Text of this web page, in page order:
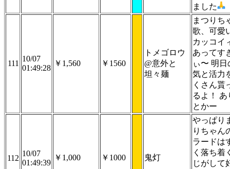
ました
111
10/07
01:49:28
￥1,560 ￥1560
トメゴロウ
@意外と
坦々麺
まつりち
歌、可愛
カッコイ
あってす
ぃ〜 明日
気と活力
くさん貰
るよ！ あ
とかー
112
10/07
01:49:39
￥1,000 ￥1000 鬼灯
やっぱり
りちゃん
ラードは
く落ち着
じがして